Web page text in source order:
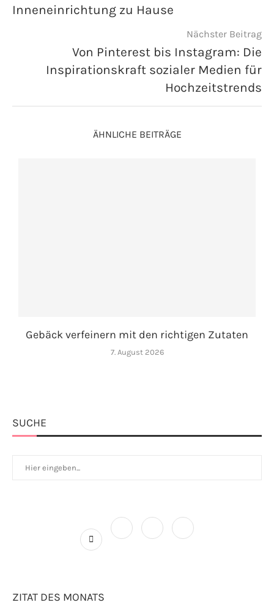
Inneneinrichtung zu Hause
Nächster Beitrag
Von Pinterest bis Instagram: Die
Inspirationskraft sozialer Medien für
Hochzeitstrends
ÄHNLICHE BEITRÄGE
Gebäck verfeinern mit den richtigen Zutaten
7. August 2026
SUCHE
ZITAT DES MONATS